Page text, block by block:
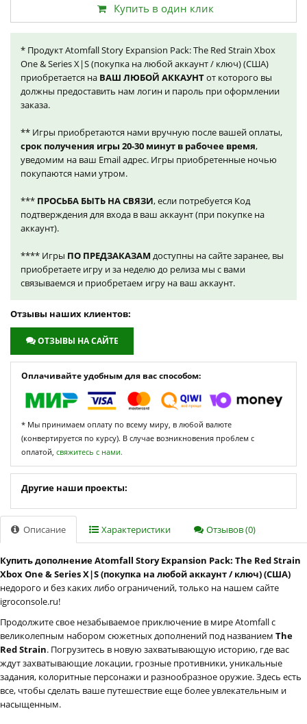
Купить в один клик
* Продукт Atomfall Story Expansion Pack: The Red Strain Xbox
One & Series X|S (покупка на любой аккаунт / ключ) (США)
приобретается на ВАШ ЛЮБОЙ АККАУНТот которого вы
должны предоставить нам логин и пароль при оформлении
заказа.
** Игры приобретаются нами вручную после вашей оплаты,
срок получения игры 20-30 минут в рабочее время,
уведомим на ваш Email адрес. Игры приобретенные ночью
покупаются нами утром.
*** ПРОСЬБА БЫТЬ НА СВЯЗИ, если потребуется Код
подтверждения для входа в ваш аккаунт (при покупке на
аккаунт).
**** Игры ПО ПРЕДЗАКАЗАМ доступны на сайте заранее, вы
приобретаете игру и за неделю до релиза мы с вами
связываемся и приобретаем игру на ваш аккаунт.
Отзывы наших клиентов:
ОТЗЫВЫ НА САЙТЕ
Оплачивайте удобным для вас способом:
* Мы принимаем оплату по всему миру, в любой валюте
(конвертируется по курсу). В случае возникновения проблем с
оплатой, свяжитесь с нами.
Другие наши проекты:
Описание Характеристики Отзывов (0)
Купить дополнение Atomfall Story Expansion Pack: The Red Strain
Xbox One & Series X|S (покупка на любой аккаунт / ключ) (США)
недорого и без каких либо ограничений, только на нашем сайте
igroconsole.ru!
Продолжите свое незабываемое приключение в мире Atomfall с
великолепным набором сюжетных дополнений под названием The
Red Strain. Погрузитесь в новую захватывающую историю, где вас
ждут захватывающие локации, грозные противники, уникальные
задания, колоритные персонажи и разнообразное оружие. Здесь есть
все, чтобы сделать ваше путешествие еще более увлекательным и
насыщенным.